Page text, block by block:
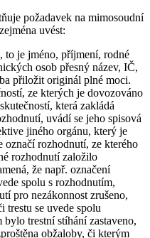
požadavek na mimosoudní
uvést:
to je jméno, příjmení, rodné
osob přesný název, IČ,
přiložit originál plné moci.
ze kterých je dovozováno
která zakládá
uvádí se jeho spisová
jiného orgánu, který je
označí rozhodnutí, ze kterého
rozhodnutí založilo
že např. označení
spolu s rozhodnutím,
pro nezákonnost zrušeno,
trestu se uvede spolu
trestní stíhání zastaveno,
obžaloby, či kterým